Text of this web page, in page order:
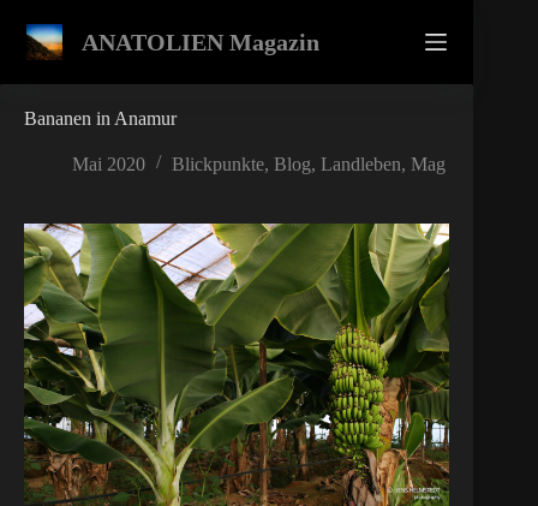
Inhalt
springen
ANATOLIEN Magazin
Bananen in Anamur
Mai 2020 Blickpunkte, Blog, Landleben, Mag